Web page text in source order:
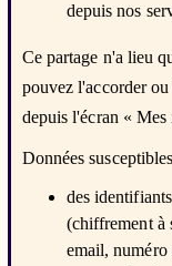
depuis nos
Ce partage n'a lieu
pouvez l'accorder
depuis l'écran «
Données
des
(chiffrement à
email,